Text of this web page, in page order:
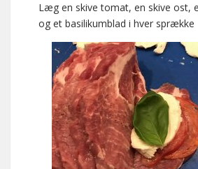
Læg en skive tomat, en skive ost,
og et basilikumblad i hver sprække